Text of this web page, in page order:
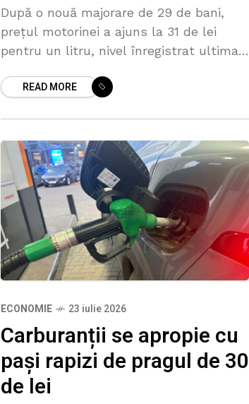
După o nouă majorare de 29 de bani,
prețul motorinei a ajuns la 31 de lei
pentru un litru, nivel înregistrat ultima
READ MORE
ECONOMIE 23 iulie 2026
Carburanții se apropie cu
pași rapizi de pragul de 30
de lei